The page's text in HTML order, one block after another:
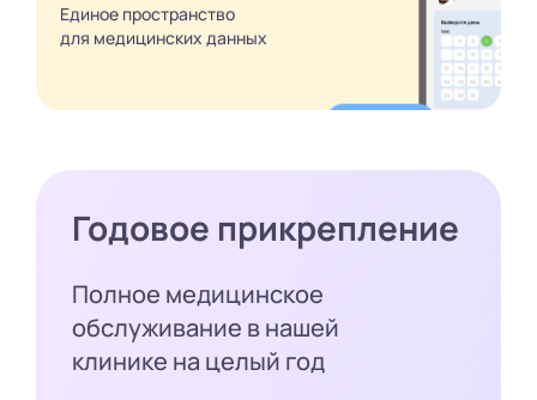
Единое пространство
для медицинских данных
Годовое прикрепление
Полное медицинское
обслуживание в нашей
клинике на целый год